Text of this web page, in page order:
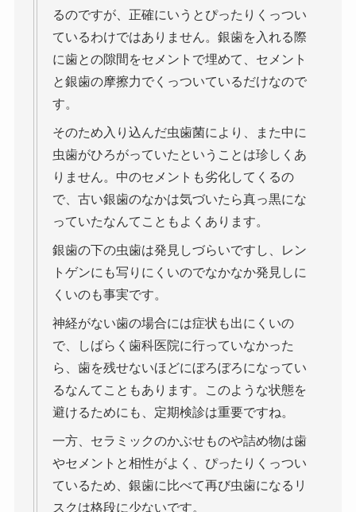
るのですが、正確にいうとぴったりくっつい
ているわけではありません。銀歯を入れる際
に歯との隙間をセメントで埋めて、セメント
と銀歯の摩擦力でくっついているだけなので
す。
そのため入り込んだ虫歯菌により、また中に
虫歯がひろがっていたということは珍しくあ
りません。中のセメントも劣化してくるの
で、古い銀歯のなかは気づいたら真っ黒にな
っていたなんてこともよくあります。
銀歯の下の虫歯は発見しづらいですし、レン
トゲンにも写りにくいのでなかなか発見しに
くいのも事実です。
神経がない歯の場合には症状も出にくいの
で、しばらく歯科医院に行っていなかった
ら、歯を残せないほどにぼろぼろになってい
るなんてこともあります。このような状態を
避けるためにも、定期検診は重要ですね。
一方、セラミックのかぶせものや詰め物は歯
やセメントと相性がよく、ぴったりくっつい
ているため、銀歯に比べて再び虫歯になるリ
スクは格段に少ないです。